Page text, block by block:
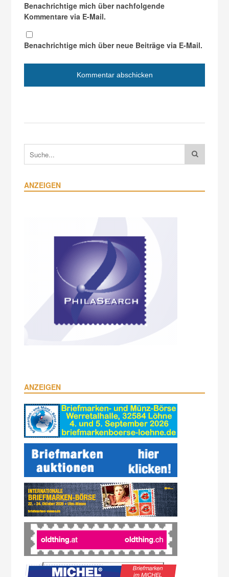
Benachrichtige mich über nachfolgende
Kommentare via E-Mail.
Benachrichtige mich über neue Beiträge via E-Mail.
ANZEIGEN
ANZEIGEN